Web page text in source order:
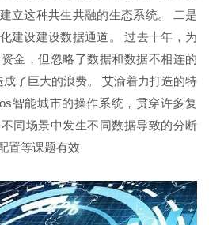
立这种共生共融的生态系统。 二是
建设建设数据通道。 过去十年，为
金，但忽略了数据和数据不相连的
了巨大的浪费。 艾渝着力打造的特
智能城市的操作系统，贯穿许多复
同场景中发生不同数据导致的分断
置等课题有效